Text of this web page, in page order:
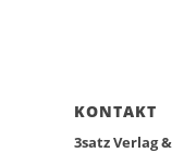
KONTAKT
3satz Verlag &